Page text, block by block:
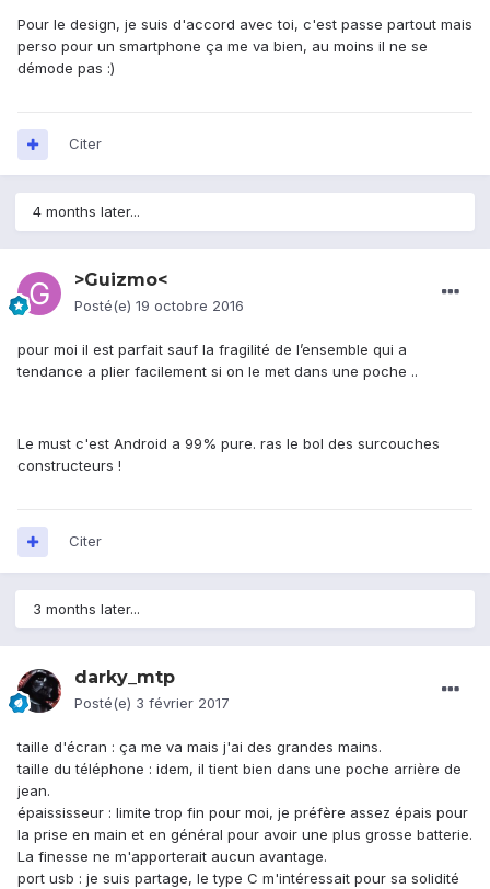
Pour le design, je suis d'accord avec toi, c'est passe partout mais
perso pour un smartphone ça me va bien, au moins il ne se
démode pas :)
Citer
4 months later...
>Guizmo<
Posté(e) 19 octobre 2016
pour moi il est parfait sauf la fragilité de l’ensemble qui a
tendance a plier facilement si on le met dans une poche ..
Le must c'est Android a 99% pure. ras le bol des surcouches
constructeurs !
Citer
3 months later...
darky_mtp
Posté(e) 3 février 2017
taille d'écran : ça me va mais j'ai des grandes mains.
taille du téléphone : idem, il tient bien dans une poche arrière de
jean.
épaississeur : limite trop fin pour moi, je préfère assez épais pour
la prise en main et en général pour avoir une plus grosse batterie.
La finesse ne m'apporterait aucun avantage.
port usb : je suis partage, le type C m'intéressait pour sa solidité